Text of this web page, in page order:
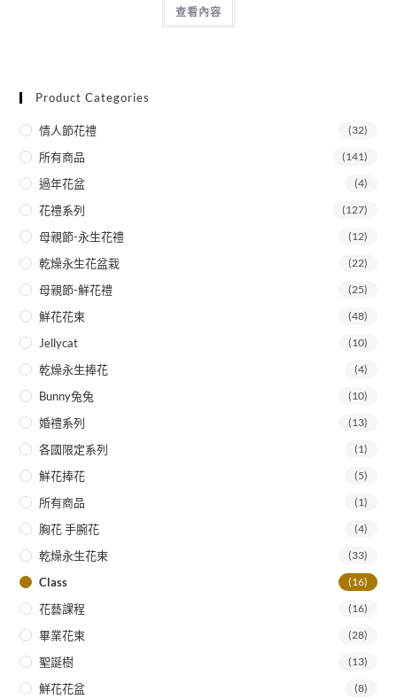
查看內容
Product Categories
情人節花禮 (32)
所有商品 (141)
過年花盆 (4)
花禮系列 (127)
母親節-永生花禮 (12)
乾燥永生花盆栽 (22)
母親節-鮮花禮 (25)
鮮花花束 (48)
Jellycat (10)
乾燥永生捧花 (4)
Bunny兔兔 (10)
婚禮系列 (13)
各國限定系列 (1)
鮮花捧花 (5)
所有商品 (1)
胸花 手腕花 (4)
乾燥永生花束 (33)
Class (16)
花藝課程 (16)
畢業花束 (28)
聖誕樹 (13)
鮮花花盆 (8)